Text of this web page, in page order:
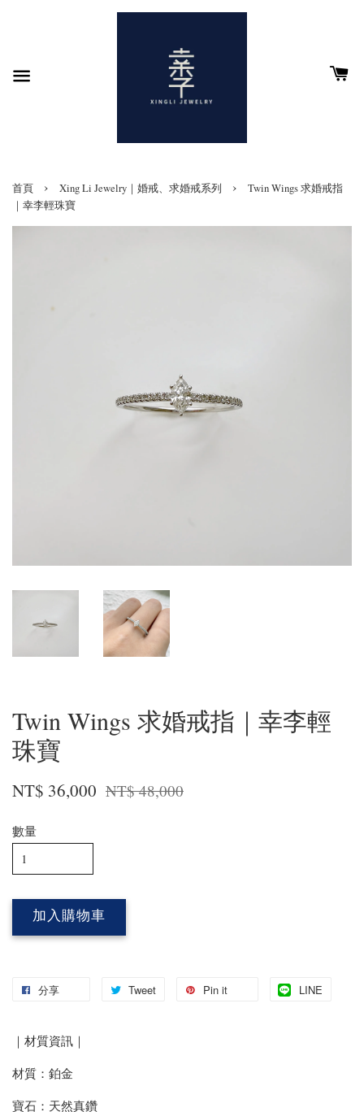
首頁 › Xing Li Jewelry｜婚戒、求婚戒系列 ›
Twin Wings 求婚戒指
｜幸李輕珠寶
Twin Wings 求婚戒指｜幸李輕
珠寶
NT$ 36,000 NT$ 48,000
數量
加入購物車
分享 Tweet Pin it LINE
｜材質資訊｜
材質：鉑金
寶石：天然真鑽